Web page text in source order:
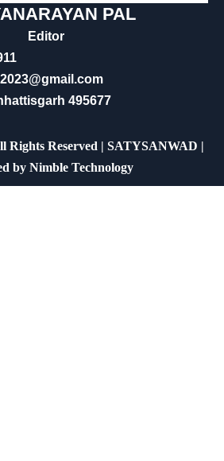
PAL
Editor
495677
Rights Reserved | SATYSANWAD |
by Nimble Technology